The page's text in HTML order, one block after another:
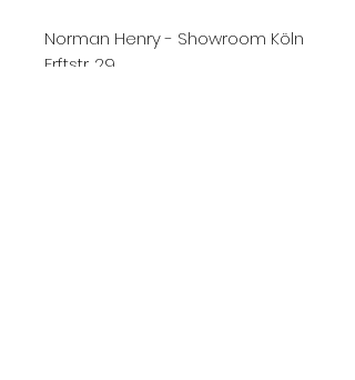
Norman Henry - Showroom Köln
Erftstr. 29